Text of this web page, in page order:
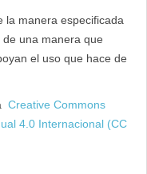
la manera especificada
una manera que
el uso que hace de
Creative Commons
4.0 Internacional (CC